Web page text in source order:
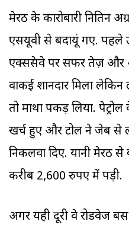
मेरठ के कारोबारी नितिन
एसयूवी से बदायूं गए. पहले
एक्सप्रेसवे पर सफर तेज़ और
वाकई शानदार मिला लेकिन
तो माथा पकड़ लिया.
खर्च हुए और टोल ने जेब
निकलवा दिए. यानी मेरठ से
करीब 2,600 रुपए में पड़ी.
अगर यही दूरी वे रोडवेज